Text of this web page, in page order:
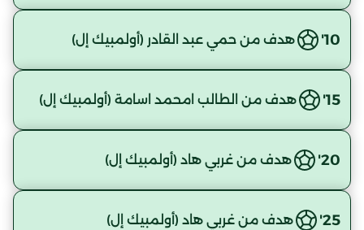
10' هدف من حمي عبد القادر (أولمبيك إل)
15' هدف من الطالب امحمد اسامة (أولمبيك إل)
20' هدف من غربي هاد (أولمبيك إل)
25' هدف من غربي هاد (أولمبيك إل)